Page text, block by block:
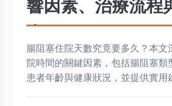
響因素、治療流程
南
腸阻塞住院天數究竟要多久？本文
院時間的關鍵因素，包括腸阻塞類
患者年齡與健康狀況，並提供實用